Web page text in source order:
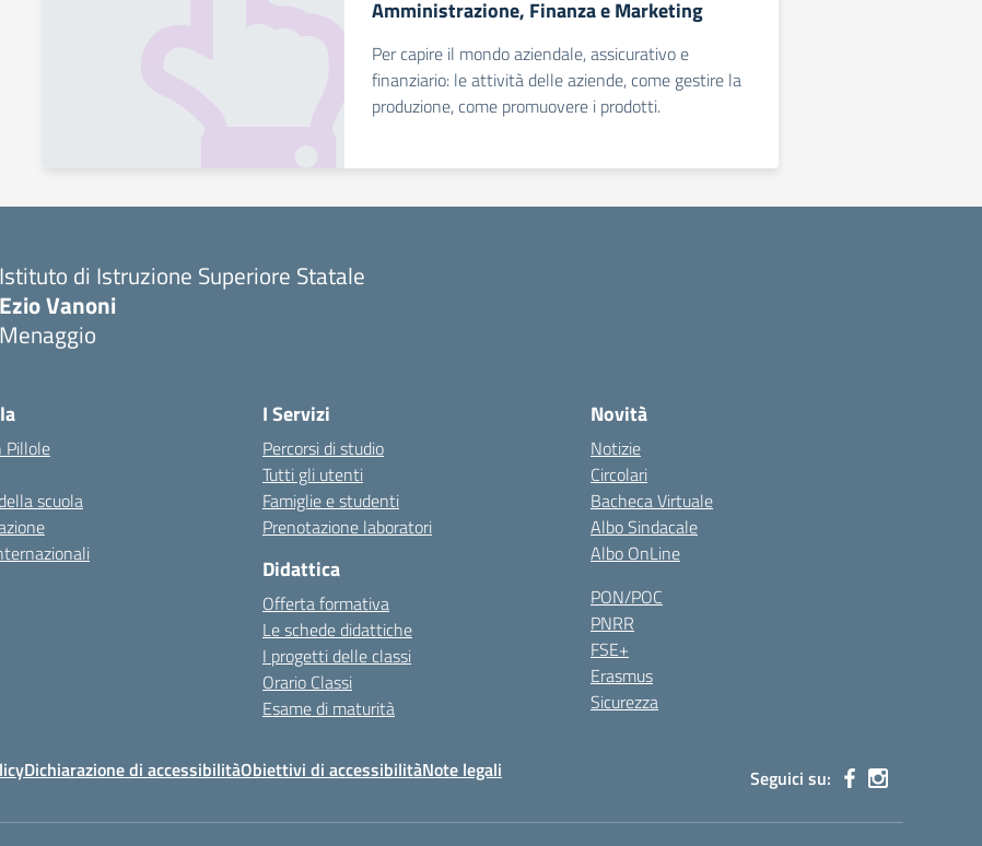
Amministrazione, Finanza e Marketing
Per capire il mondo aziendale, assicurativo e
finanziario: le attività delle aziende, come gestire la
produzione, come promuovere i prodotti.
Istituto di Istruzione Superiore Statale
Ezio Vanoni
Menaggio
Pillole
scuola
I Servizi
Percorsi di studio
Tutti gli utenti
Famiglie e studenti
Prenotazione laboratori
Didattica
Offerta formativa
Le schede didattiche
I progetti delle classi
Orario Classi
Esame di maturità
Novità
Notizie
Circolari
Bacheca Virtuale
Albo Sindacale
Albo OnLine
PON/POC
PNRR
FSE+
Erasmus
Sicurezza
Dichiarazione di accessibilitàObiettivi di accessibilitàNote legali Seguici su: